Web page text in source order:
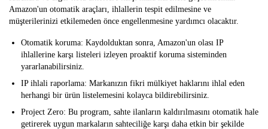
Amazon'un otomatik araçları, ihlallerin tespit edilmesine ve
müşterilerinizi etkilemeden önce engellenmesine yardımcı olacaktır.
Otomatik koruma: Kaydolduktan sonra, Amazon'un olası IP
ihlallerine karşı listeleri izleyen proaktif koruma sisteminden
yararlanabilirsiniz.
IP ihlali raporlama: Markanızın fikri mülkiyet haklarını ihlal eden
herhangi bir ürün listelemesini kolayca bildirebilirsiniz.
Project Zero: Bu program, sahte ilanların kaldırılmasını otomatik hale
getirerek uygun markaların sahteciliğe karşı daha etkin bir şekilde